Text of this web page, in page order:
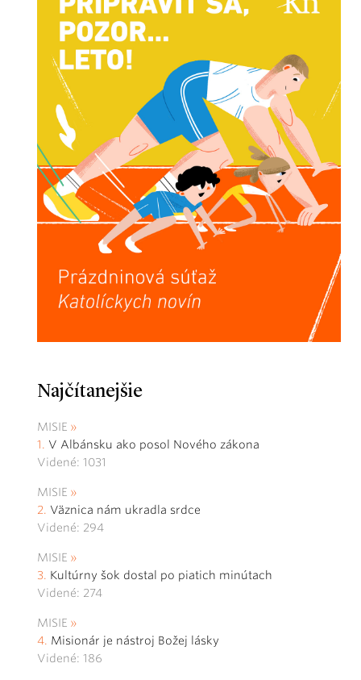
Najčítanejšie
MISIE
V Albánsku ako posol Nového zákona
Videné: 1031
MISIE
Väznica nám ukradla srdce
Videné: 294
MISIE
Kultúrny šok dostal po piatich minútach
Videné: 274
MISIE
Misionár je nástroj Božej lásky
Videné: 186